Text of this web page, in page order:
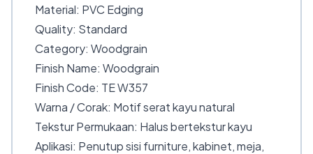
Material: PVC Edging
Quality: Standard
Category: Woodgrain
Finish Name: Woodgrain
Finish Code: TE W357
Warna / Corak: Motif serat kayu natural
Tekstur Permukaan: Halus bertekstur kayu
Aplikasi: Penutup sisi furniture, kabinet, meja,